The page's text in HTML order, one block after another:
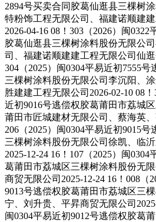
2894号买卖合同胶葛仙逛县三棵树
特粉饰工程无限公司、福建诺顺建
2026-04-16 08！303（2026）闽
胶葛仙逛县三棵树涂料股份无限公
司、福建诺顺建建工程无限公司仙逛
304（2025）闽0304平易近初7555
三棵树涂料股份无限公司李沉阳、
胜建建工程无限公司2026-02-10 08
近初9016号逃偿权胶葛莆田市荔城
莆田市匠城建材无限公司、蔡海英、
206（2025）闽0304平易近初9015
三棵树涂料股份无限公司徐凯、临
2025-12-24 16！107（2025）闽
葛莆田市荔城区三棵树涂料股份无
商贸无限公司2025-12-24 16！008（
9013号逃偿权胶葛莆田市荔城区三
宁、刘升贵、平昇商贸无限公司2025-
闽0304平易近初9012号逃偿权胶葛